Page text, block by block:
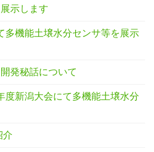
示します
多機能土壌水分センサ等を展示
発秘話について
度新潟大会にて多機能土壌水分
介